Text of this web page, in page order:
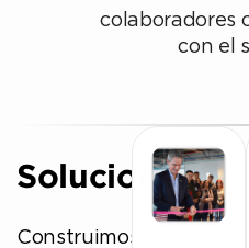
colaboradores
con el
Soluciones
Construimos